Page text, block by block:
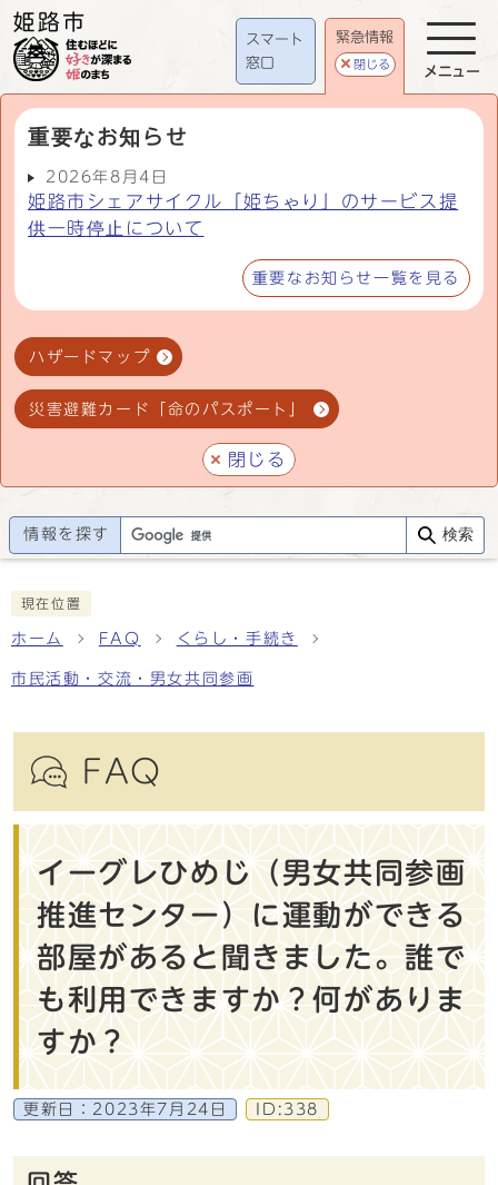
スマート
窓口
緊急情報
閉じる
重要なお知らせ
2026年8月4日
姫路市シェアサイクル「姫ちゃり」のサービス提
供一時停止について
重要なお知らせ一覧を見る
ハザードマップ
災害避難カード「命のパスポート」
閉じる
メニュー
情報を探す 検索
現在位置
ホーム FAQ くらし・手続き
市民活動・交流・男女共同参画
FAQ
イーグレひめじ（男女共同参画
推進センター）に運動ができる
部屋があると聞きました。誰で
も利用できますか？何がありま
すか？
更新日： 2023年7月24日 ID:338